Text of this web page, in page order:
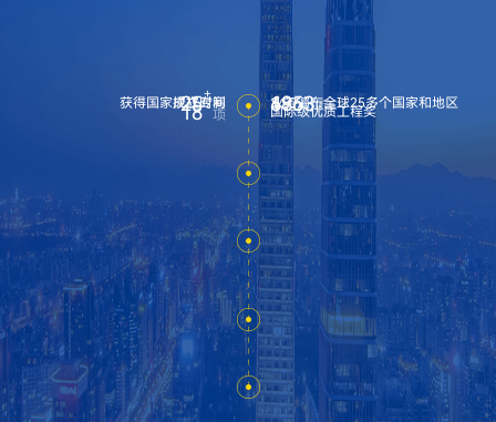
提升政治引领力、组织凝聚力、队伍战斗力、监督保障
力，用好“三把利剑”，持续锤炼务实过硬工作作风，推动
党建与生产经营深度融合、同频共振，为公司建设成为最
具价值创造力的世界一流化学工程企业、助力集团打造世
界一流创新型工程公司，筑牢坚实政治根基、夯实坚强组
织保障。 会议科学分析了企业当前面临的形势，明确了
今后五年工作的指导思想：坚持以习近平新时代中国特色
社会主义思想为指导，全面贯彻党的二十大和二十届历次
全会精神，深入学习贯彻习近平总书记关于国资国企工作
的重要论述精神，严格对标集团各项决策部署，坚定践行
集团公司“135”发展战略，始终紧扣高质量发展核心导
向，锚定“五星企业”争先目标，聚焦“七个一流”发展要
求，以一流党建为引领、以一流公司治理为基础、以一流
体制机制为保障、以一流人才队伍为支撑、以一流创新能
力为动能、以一流经营质量为目标、以一流风险防控为底
线，全力推动公司实现质的有效提升和量的合理增长。坚
1953 年
成立时间
25+
个 业务遍布全球25多个国家和地区
686 项
获得国家授权专利
18 项 国际级优质工程奖